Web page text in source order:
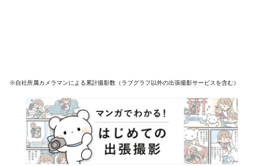
※自社所属カメラマンによる累計撮影数（ラブグラフ以外の出張撮影サービスを含む）